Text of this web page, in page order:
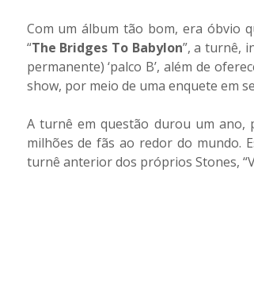
Com um álbum tão bom, era óbvio
“The Bridges To Babylon”, a turnê,
permanente) ‘palco B’, além de
show, por meio de uma enquete em
A turnê em questão durou um ano,
milhões de fãs ao redor do mundo.
turnê anterior dos próprios Stones,